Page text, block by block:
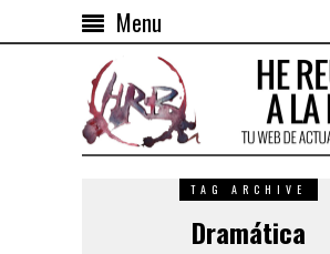
Menu
TAG ARCHIVE
Dramática